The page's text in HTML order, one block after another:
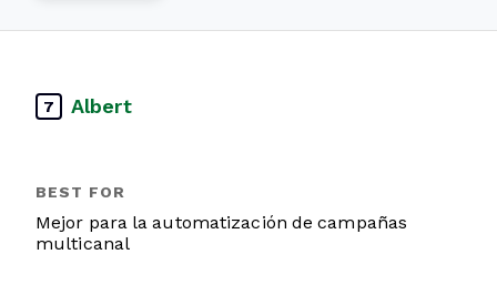
7 Albert
Mejor para la automatización de campañas
multicanal